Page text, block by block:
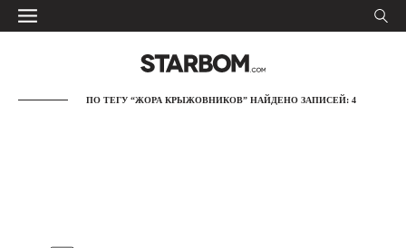
ПО ТЕГУ “ЖОРА КРЫЖОВНИКОВ” НАЙДЕНО ЗАПИСЕЙ: 4